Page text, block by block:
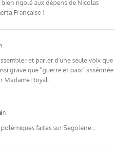
rigolé aux dépens de Nicolas
Française !
et parler d’une seule voix que
grave que "guerre et paix" assénnée
Madame Royal.
faites sur Segolene…